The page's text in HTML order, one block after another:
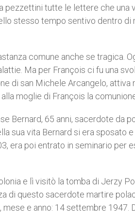
pezzettini tutte le lettere che una
stesso tempo sentivo dentro di
comune anche se tragica.
Ma per François ci fu una
di san Michele Arcangelo, attiva
moglie di François la
Bernard, 65 anni, sacerdote da
sua vita Bernard si era sposato
era poi entrato in seminario per
e lì visitò la tomba di Jerzy
di questo sacerdote martire
e anno: 14 settembre 1947.